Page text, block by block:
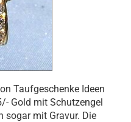
Taufgeschenke Ideen
Gold mit Schutzengel
sogar mit Gravur. Die